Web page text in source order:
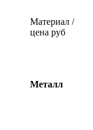
Материал /
цена руб
Металл